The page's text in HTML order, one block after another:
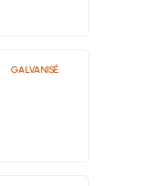
GALVANISÉ